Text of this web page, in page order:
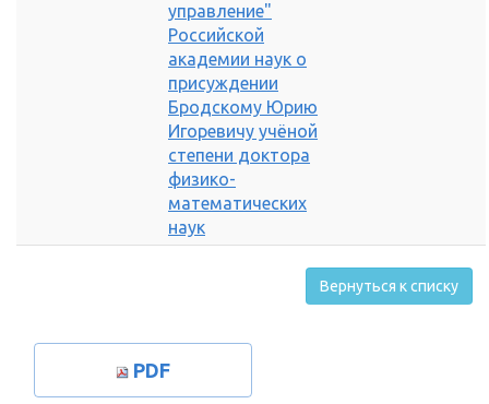
управление"
Российской
академии наук о
присуждении
Бродскому Юрию
Игоревичу учёной
степени доктора
физико-
математических
наук
Вернуться к списку
PDF